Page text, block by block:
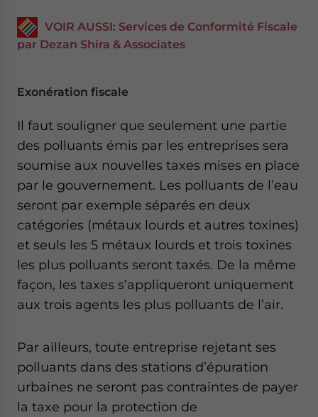
VOIR AUSSI: Services de Conformité Fiscale
par Dezan Shira & Associates
Exonération fiscale
Il faut souligner que seulement une partie
des polluants émis par les entreprises sera
soumise aux nouvelles taxes mises en place
par le gouvernement. Les polluants de l’eau
seront par exemple séparés en deux
catégories (métaux lourds et autres toxines)
et seuls les 5 métaux lourds et trois toxines
les plus polluants seront taxés. De la même
façon, les taxes s’appliqueront uniquement
aux trois agents les plus polluants de l’air.
Par ailleurs, toute entreprise rejetant ses
polluants dans des stations d’épuration
urbaines ne seront pas contraintes de payer
la taxe pour la protection de